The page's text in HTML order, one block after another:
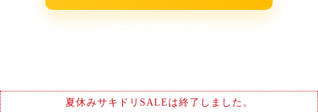
夏休みサキドリSALEは終了しました。